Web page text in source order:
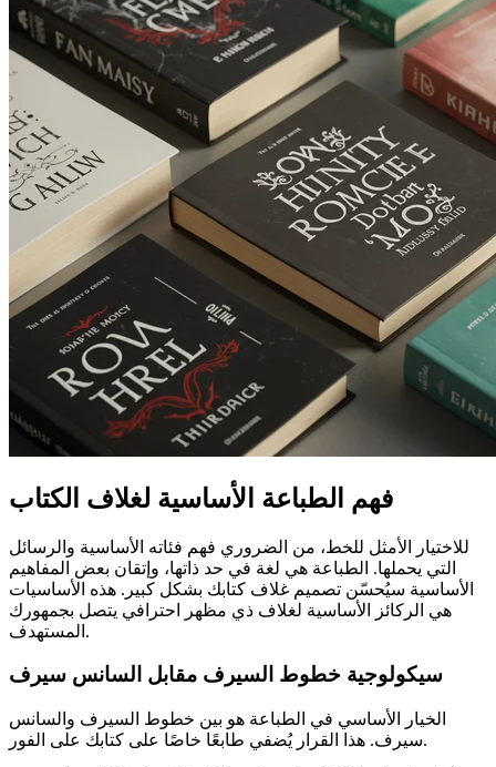
فهم الطباعة الأساسية لغلاف الكتاب
للاختيار الأمثل للخط، من الضروري فهم فئاته الأساسية والرسائل
التي يحملها. الطباعة هي لغة في حد ذاتها، وإتقان بعض المفاهيم
الأساسية سيُحسّن تصميم غلاف كتابك بشكل كبير. هذه الأساسيات
هي الركائز الأساسية لغلاف ذي مظهر احترافي يتصل بجمهورك
المستهدف.
سيكولوجية خطوط السيرف مقابل السانس سيرف
الخيار الأساسي في الطباعة هو بين خطوط السيرف والسانس
سيرف. هذا القرار يُضفي طابعًا خاصًا على كتابك على الفور.